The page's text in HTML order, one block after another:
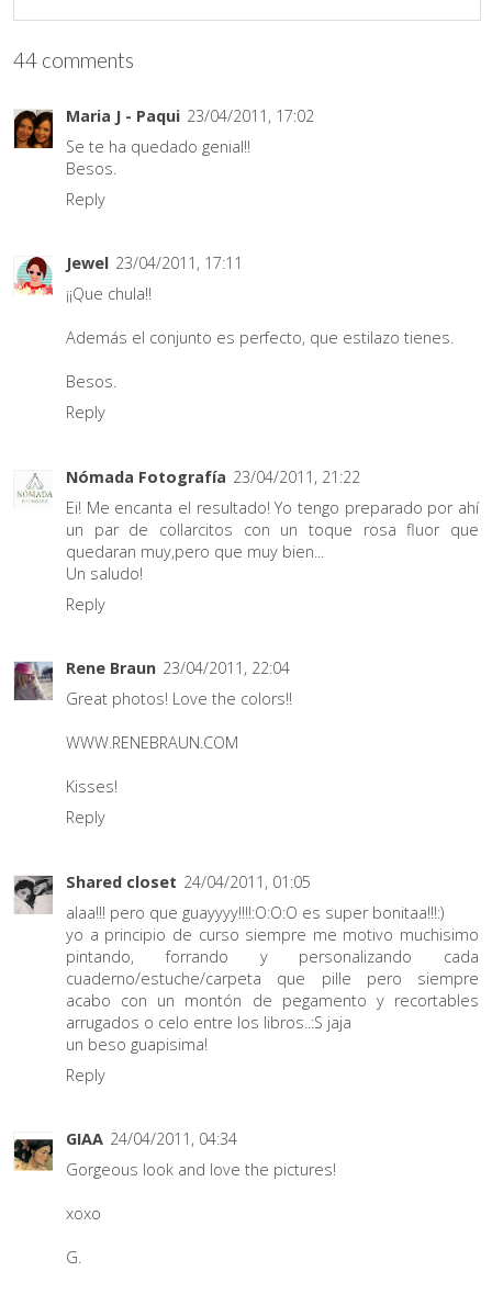
44 comments
Maria J - Paqui 23/04/2011, 17:02
Se te ha quedado genial!!
Besos.
Reply
Jewel 23/04/2011, 17:11
¡¡Que chula!!
Además el conjunto es perfecto, que estilazo tienes.
Besos.
Reply
Nómada Fotografía 23/04/2011, 21:22
Ei! Me encanta el resultado! Yo tengo preparado por ahí
un par de collarcitos con un toque rosa fluor que
quedaran muy,pero que muy bien...
Un saludo!
Reply
Rene Braun 23/04/2011, 22:04
Great photos! Love the colors!!
WWW.RENEBRAUN.COM
Kisses!
Reply
Shared closet 24/04/2011, 01:05
alaa!!! pero que guayyyy!!!!:O:O:O es super bonitaa!!!:)
yo a principio de curso siempre me motivo muchisimo
pintando, forrando y personalizando cada
cuaderno/estuche/carpeta que pille pero siempre
acabo con un montón de pegamento y recortables
arrugados o celo entre los libros..:S jaja
un beso guapisima!
Reply
GIAA 24/04/2011, 04:34
Gorgeous look and love the pictures!
xoxo
G.